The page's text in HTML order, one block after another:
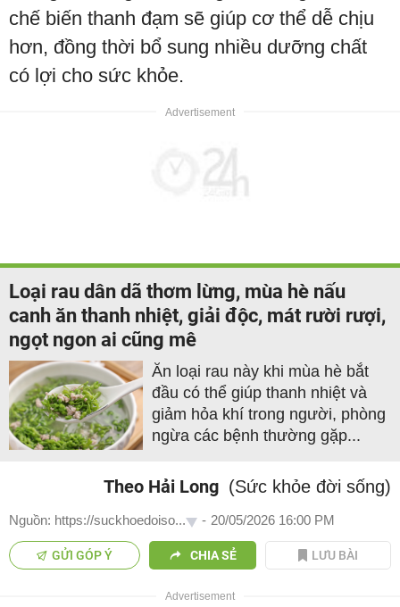
chế biến thanh đạm sẽ giúp cơ thể dễ chịu
hơn, đồng thời bổ sung nhiều dưỡng chất
có lợi cho sức khỏe.
Loại rau dân dã thơm lừng, mùa hè nấu
canh ăn thanh nhiệt, giải độc, mát rười rượi,
ngọt ngon ai cũng mê
Ăn loại rau này khi mùa hè bắt
đầu có thể giúp thanh nhiệt và
giảm hỏa khí trong người, phòng
ngừa các bệnh thường gặp...
Theo Hải Long (Sức khỏe đời sống)
Nguồn: https://suckhoedoiso... - 20/05/2026 16:00 PM
GỬI GÓP Ý CHIA SẺ LƯU BÀI